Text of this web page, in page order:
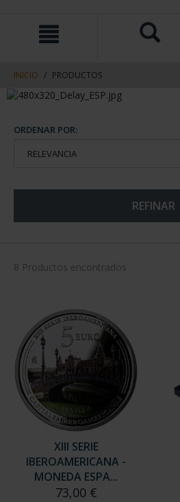
contenido
navegacin
INICIO PRODUCTOS
ORDENAR POR:
REFINAR
8 Productos encontrados
XIII SERIE
IBEROAMERICANA -
MONEDA ESPA...
73,00 €